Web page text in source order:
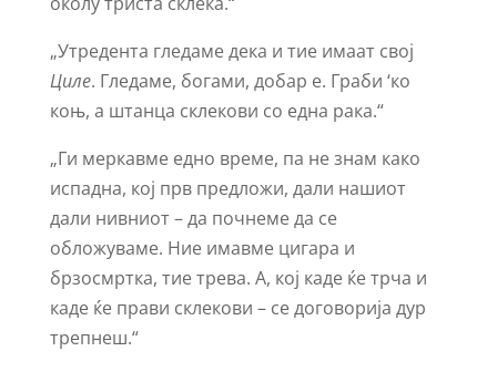
„Утредента гледаме дека и тие имаат свој
Циле. Гледаме, богами, добар е. Граби ‘ко
коњ, а штанца склекови со една рака.“
„Ги меркавме едно време, па не знам како
испадна, кој прв предложи, дали нашиот
дали нивниот – да почнеме да се
обложуваме. Ние имавме цигара и
брзосмртка, тие трева. А, кој каде ќе трча и
каде ќе прави склекови – се договорија дур
трепнеш.“